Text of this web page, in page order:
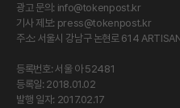
광고 문의: info@tokenpost.kr
기사 제보: press@tokenpost.kr
주소: 서울시 강남구 논현로 614
등록번호: 서울 아 52481
등록일: 2018.01.02
발행 일자: 2017.02.17